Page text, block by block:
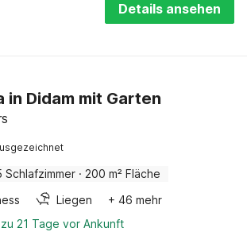
Details ansehen
in Didam mit Garten
Schlafzimmer · 200 m² Fläche
Liegen
+ 46 mehr
21 Tage vor Ankunft